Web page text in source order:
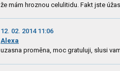
že mám hroznou celulitidu. Fakt jste
12. 02. 2014 11:06
Alexa
uzasna proměna, moc gratuluji, slusi